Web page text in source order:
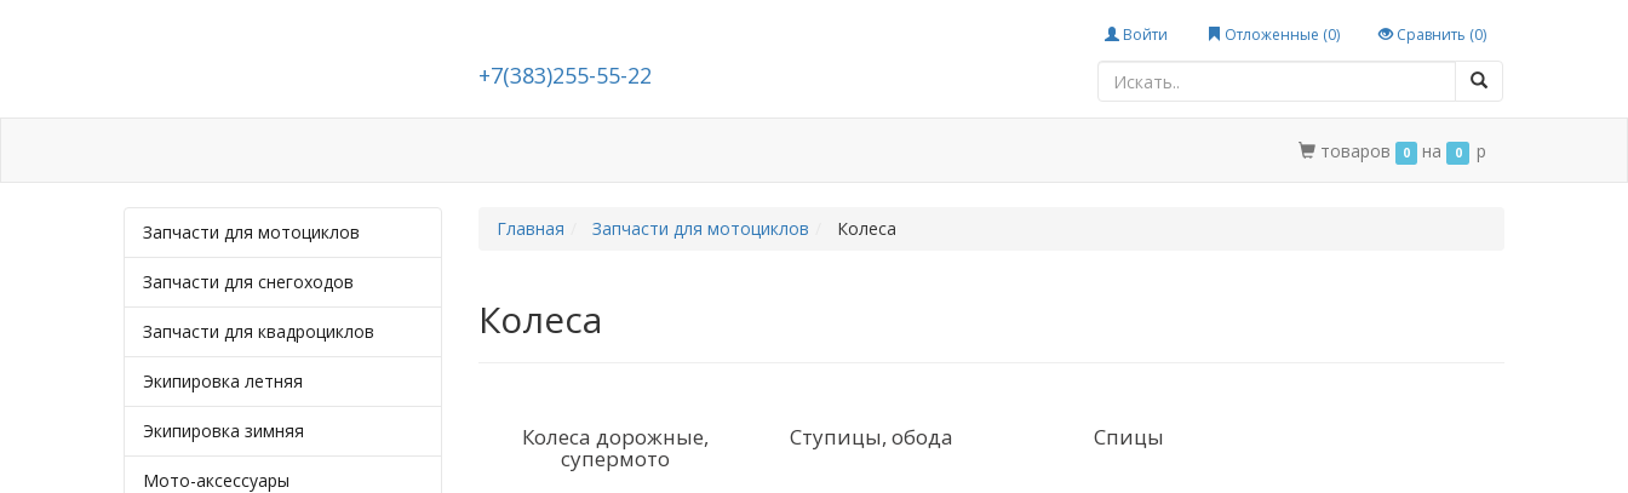
Войти Отложенные (0) Сравнить (0)
+7(383)255-55-22
товаров 0 на 0 p
Запчасти для мотоциклов
Запчасти для снегоходов
Запчасти для квадроциклов
Экипировка летняя
Экипировка зимняя
Мото-аксессуары
Главная Запчасти для мотоциклов Колеса
Колеса
Колеса дорожные,
супермото
Ступицы, обода Спицы